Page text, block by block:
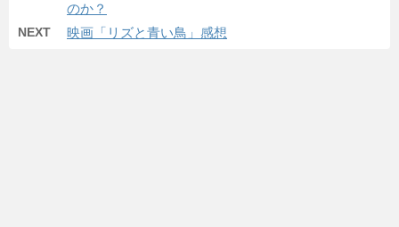
のか？
NEXT 映画「リズと青い鳥」感想